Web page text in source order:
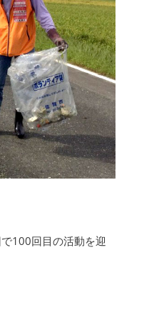
で100回目の活動を迎